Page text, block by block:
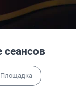
сеансов
Площадка